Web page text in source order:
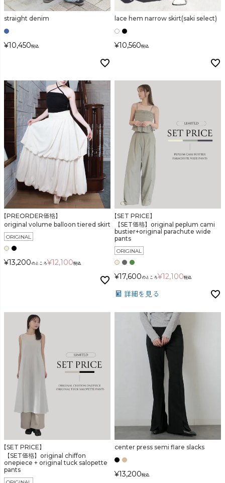
straight denim
¥10,450税込
lace hem narrow skirt(saki select)
¥10,560税込
【PREORDER価格】
original volume balloon tiered skirt
ORIGINAL
¥13,200 のところ¥12,100税込
【SET PRICE】
【SET価格】original peplum cami
bustier+original parachute wide
pants
ORIGINAL
¥17,600 のところ¥12,100税込
詳細を見る
【SET PRICE】
【SET価格】original chiffon
onepiece + original tuck salopette
pants
center press semi flare slacks
¥13,200税込